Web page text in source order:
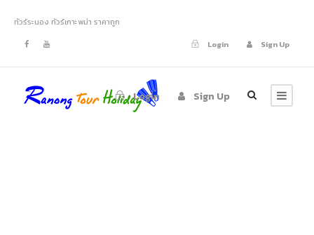
ทัวร์ระนอง ทัวร์เกาะพม่า ราคาถูก
Login
Sign Up
Login Sign Up